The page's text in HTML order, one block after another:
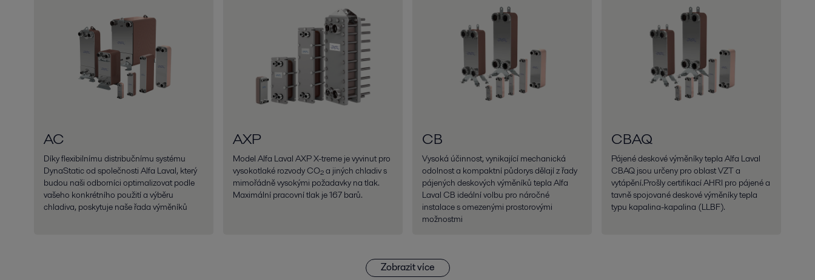
AC
Díky flexibilnímu distribučnímu systému
DynaStatic od společnosti Alfa Laval, který
budou naši odborníci optimalizovat podle
vašeho konkrétního použití a výběru
chladiva, poskytuje naše řada výměníků
AXP
Model Alfa Laval AXP X-treme je vyvinut pro
vysokotlaké rozvody CO₂ a jiných chladiv s
mimořádně vysokými požadavky na tlak.
Maximální pracovní tlak je 167 barů.
CB
Vysoká účinnost, vynikající mechanická
odolnost a kompaktní půdorys dělají z řady
pájených deskových výměníků tepla Alfa
Laval CB ideální volbu pro náročné
instalace s omezenými prostorovými
možnostmi
CBAQ
Pájené deskové výměníky tepla Alfa Laval
CBAQ jsou určeny pro oblast VZT a
vytápění.Prošly certifikací AHRI pro pájené a
tavně spojované deskové výměníky tepla
typu kapalina-kapalina (LLBF).
Zobrazit více